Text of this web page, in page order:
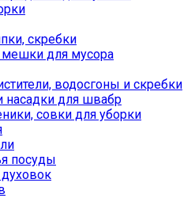
скребки
для мусора
водосгоны и скребки
насадки для швабр
совки для уборки
посуды